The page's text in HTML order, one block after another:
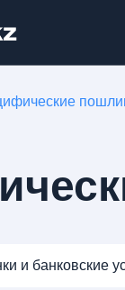
и банковские